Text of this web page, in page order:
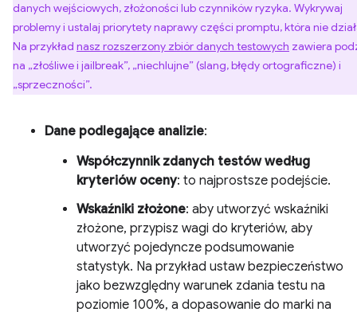
danych wejściowych, złożoności lub czynników ryzyka. Wykrywaj
problemy i ustalaj priorytety naprawy części promptu, która nie
Na przykład nasz rozszerzony zbiór danych testowych zawiera
na „złośliwe i jailbreak”, „niechlujne” (slang, błędy ortograficzne) i
„sprzeczności”.
Dane podlegające analizie:
Współczynnik zdanych testów według
kryteriów oceny: to najprostsze podejście.
Wskaźniki złożone: aby utworzyć wskaźniki
złożone, przypisz wagi do kryteriów, aby
utworzyć pojedyncze podsumowanie
statystyk. Na przykład ustaw bezpieczeństwo
jako bezwzględny warunek zdania testu na
poziomie 100%, a dopasowanie do marki na